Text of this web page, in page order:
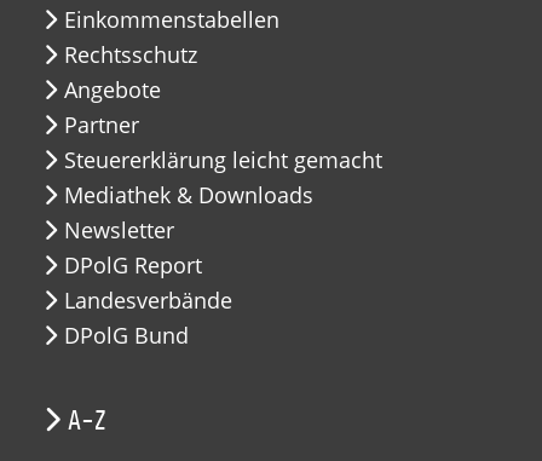
Einkommenstabellen
Rechtsschutz
Angebote
Partner
Steuererklärung leicht gemacht
Mediathek & Downloads
Newsletter
DPolG Report
Landesverbände
DPolG Bund
A-Z